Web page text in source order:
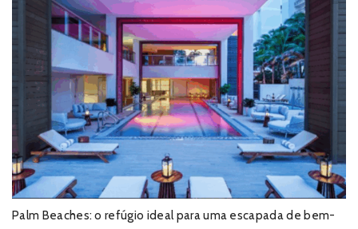
Palm Beaches: o refúgio ideal para uma escapada de bem-